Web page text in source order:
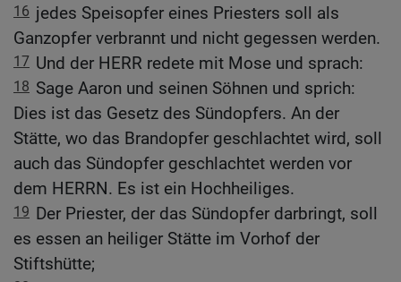
16 jedes Speisopfer eines Priesters soll als
Ganzopfer verbrannt und nicht gegessen werden.
17 Und der HERR redete mit Mose und sprach:
18 Sage Aaron und seinen Söhnen und sprich:
Dies ist das Gesetz des Sündopfers. An der
Stätte, wo das Brandopfer geschlachtet wird, soll
auch das Sündopfer geschlachtet werden vor
dem HERRN. Es ist ein Hochheiliges.
19 Der Priester, der das Sündopfer darbringt, soll
es essen an heiliger Stätte im Vorhof der
Stiftshütte;